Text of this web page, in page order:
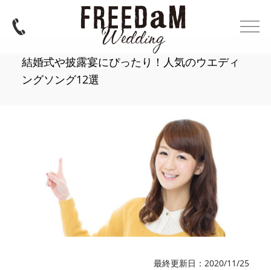
結婚式や披露宴にぴったり！人気のウエディ
ングソング12選
最終更新日：2020/11/25